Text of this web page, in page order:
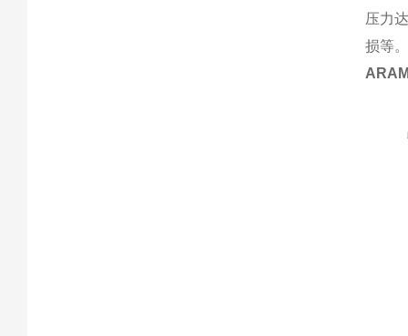
压力
损等